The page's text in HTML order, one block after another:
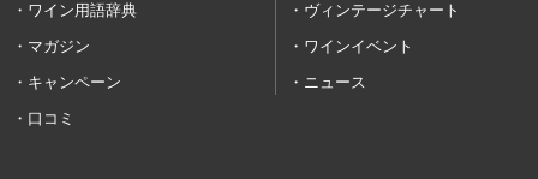
ワイン用語辞典
ヴィンテージチャート
マガジン
ワインイベント
キャンペーン
ニュース
口コミ